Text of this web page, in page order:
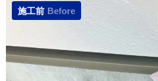
施工前 Before